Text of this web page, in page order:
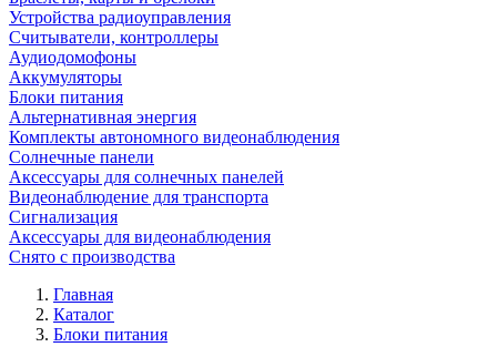
Устройства радиоуправления
Считыватели, контроллеры
Аудиодомофоны
Аккумуляторы
Блоки питания
Альтернативная энергия
Комплекты автономного видеонаблюдения
Солнечные панели
Аксессуары для солнечных панелей
Видеонаблюдение для транспорта
Сигнализация
Аксессуары для видеонаблюдения
Снято с производства
Главная
Каталог
Блоки питания